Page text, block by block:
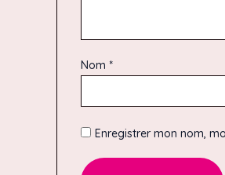
Nom *
Enregistrer mon nom,